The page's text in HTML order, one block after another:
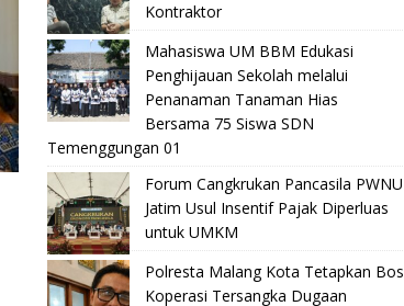
Kontraktor
Mahasiswa UM BBM Edukasi
Penghijauan Sekolah melalui
Penanaman Tanaman Hias
Bersama 75 Siswa SDN
Temenggungan 01
Forum Cangkrukan Pancasila PWNU
Jatim Usul Insentif Pajak Diperluas
untuk UMKM
Polresta Malang Kota Tetapkan Bos
Koperasi Tersangka Dugaan